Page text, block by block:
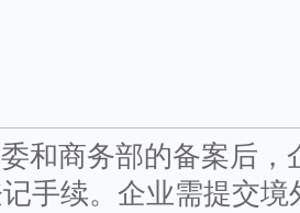
和商务部的备案后
手续。企业需提交